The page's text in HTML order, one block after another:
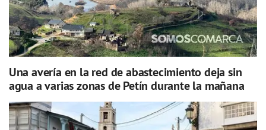
Una avería en la red de abastecimiento deja sin
agua a varias zonas de Petín durante la mañana